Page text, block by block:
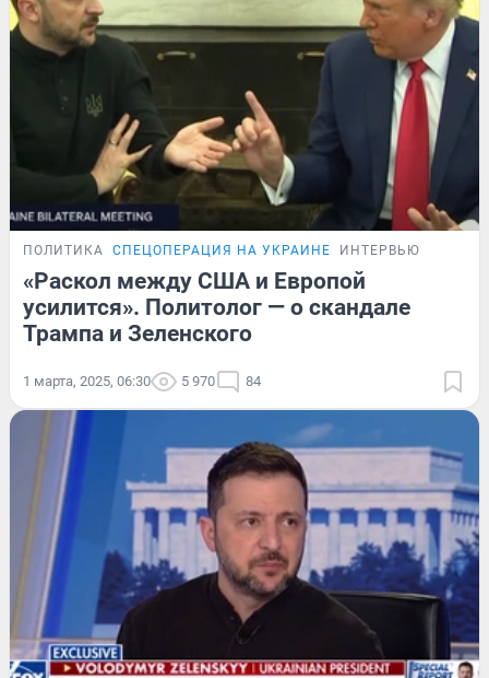
ПОЛИТИКА СПЕЦОПЕРАЦИЯ НА УКРАИНЕ ИНТЕРВЬЮ
«Раскол между США и Европой
усилится». Политолог — о скандале
Трампа и Зеленского
1 марта, 2025, 06:30 5 970 84